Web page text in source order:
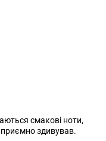
смакові ноти,
приємно здивував.